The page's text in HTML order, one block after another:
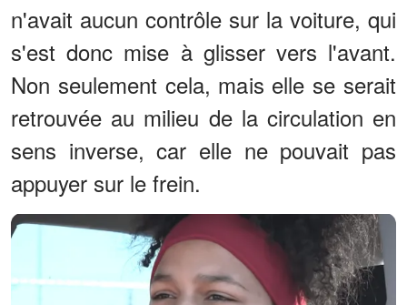
n'avait aucun contrôle sur la voiture, qui
s'est donc mise à glisser vers l'avant.
Non seulement cela, mais elle se serait
retrouvée au milieu de la circulation en
sens inverse, car elle ne pouvait pas
appuyer sur le frein.